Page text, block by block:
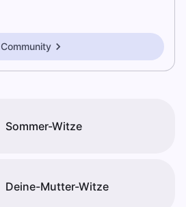
Community
Sommer-Witze
Deine-Mutter-Witze